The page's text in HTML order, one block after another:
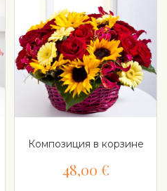
Композиция в корзине
48,00 €